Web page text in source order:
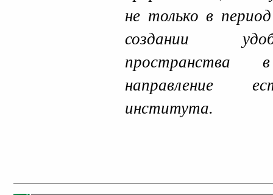
не только в
создании
пространства
направление
института.